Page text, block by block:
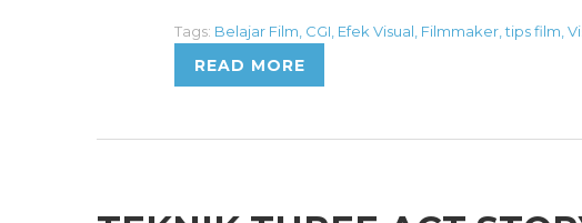
Tags: Belajar Film CGI Efek Visual Filmmaker tips film
READ MORE